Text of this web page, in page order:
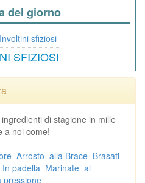
del giorno
SFIZIOSI
di stagione in mille
a noi come!
Arrosto alla Brace Brasati
In padella Marinate al
pressione